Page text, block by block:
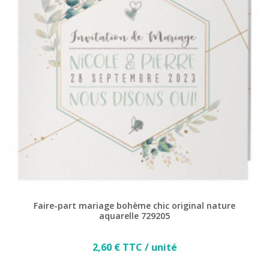
(2 avis)
Faire-part mariage bohème chic original nature
aquarelle 729205
Prix
2,60 € TTC / unité